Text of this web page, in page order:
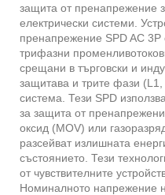
защита от пренапрежение
електрически системи.
пренапрежение SPD AC
трифазни
срещани в търговски и
защитава и трите фази (L1,
система. Тези SPD
за защита от
оксид (MOV) или
разсейват излишната
състоянието. Тези
от чувствителните
Номиналното напрежение